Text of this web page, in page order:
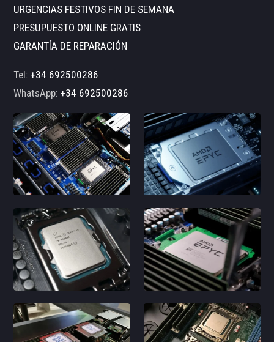
URGENCIAS FESTIVOS FIN DE SEMANA
PRESUPUESTO ONLINE GRATIS
GARANTÍA DE REPARACIÓN
Tel:+34 692500286
WhatsApp:+34 692500286